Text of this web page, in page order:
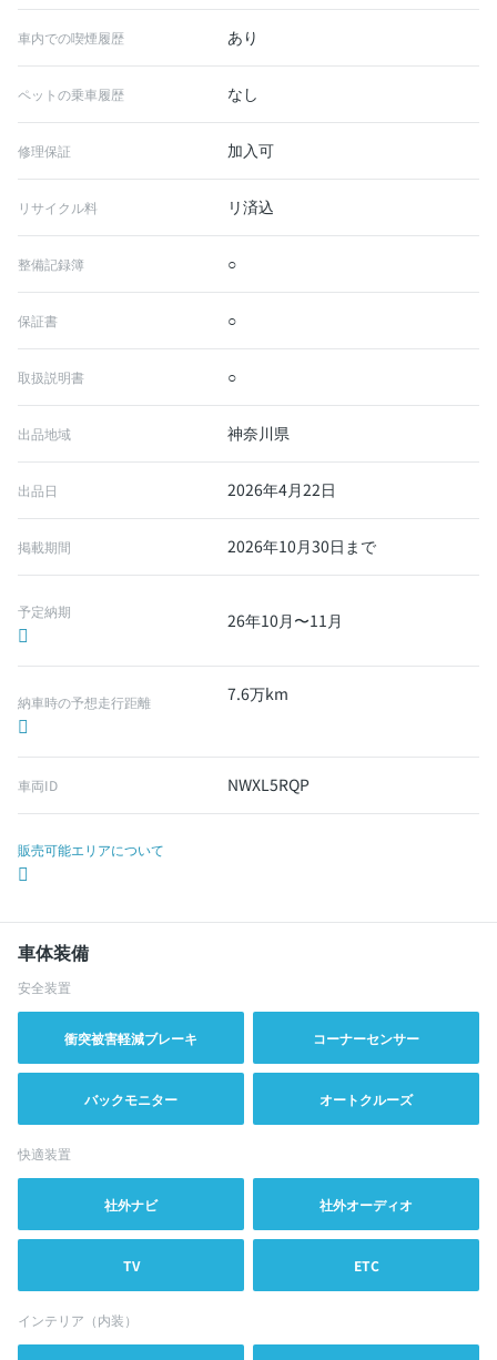
車内での喫煙履歴 あり
ペットの乗車履歴 なし
修理保証 加入可
リサイクル料 リ済込
整備記録簿 ○
保証書 ○
取扱説明書 ○
出品地域 神奈川県
出品日 2026年4月22日
掲載期間 2026年10月30日まで
予定納期 26年10月〜11月
納車時の予想走行距離 7.6万km
車両ID NWXL5RQP
販売可能エリアについて
車体装備
安全装置
衝突被害軽減ブレーキ コーナーセンサー
バックモニター オートクルーズ
快適装置
社外ナビ 社外オーディオ
TV ETC
インテリア（内装）